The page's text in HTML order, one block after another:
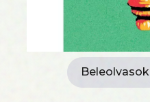
Beleolvasok